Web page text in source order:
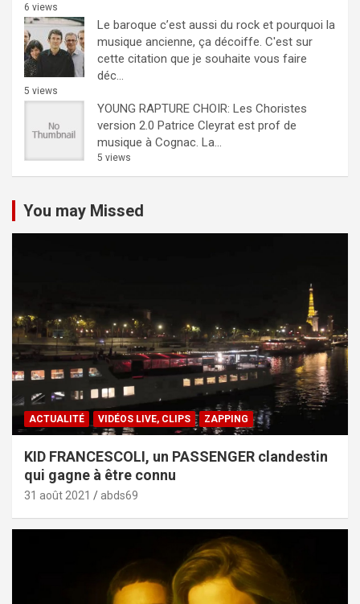
6 views
Le baroque c’est aussi du rock et pourquoi la
musique ancienne, ça décoiffe. C'est sur
cette citation que je souhaite vous faire
déc...
5 views
YOUNG RAPTURE CHOIR: Les Choristes
version 2.0 Patrice Cleyrat est prof de
musique à Cognac. La...
5 views
You may Missed
ACTUALITÉ VIDÉOS LIVE, CLIPS ZAPPING
KID FRANCESCOLI, un PASSENGER clandestin
qui gagne à être connu
31 août 2021 abds69